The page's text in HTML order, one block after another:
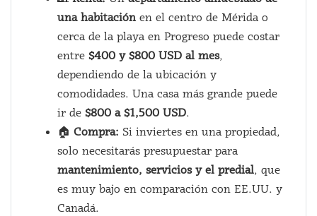
una habitación en el centro de Mérida o
cerca de la playa en Progreso puede costar
entre $400 y $800 USD al mes,
dependiendo de la ubicación y
comodidades. Una casa más grande puede
ir de $800 a $1,500 USD.
🏠 Compra: Si inviertes en una propiedad,
solo necesitarás presupuestar para
mantenimiento, servicios y el predial, que
es muy bajo en comparación con EE.UU. y
Canadá.